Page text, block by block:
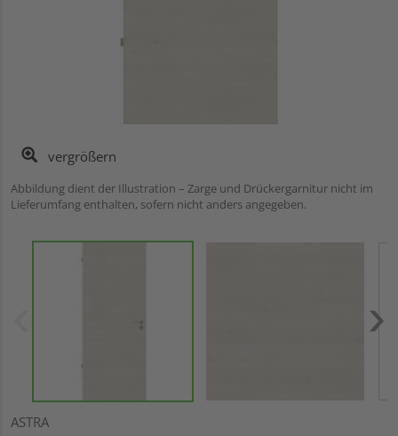
vergrößern
Abbildung dient der Illustration – Zarge und Drückergarnitur nicht im
Lieferumfang enthalten, sofern nicht anders angegeben.
ASTRA